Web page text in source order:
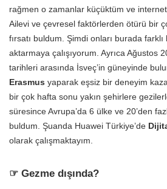
rağmen o zamanlar küçüktüm ve
Ailevi ve çevresel faktörlerden ötürü bir
fırsatı buldum. Şimdi onları burada farklı
aktarmaya çalışıyorum. Ayrıca Ağustos
tarihleri arasında İsveç’in güneyinde
Erasmus yaparak eşsiz bir deneyim
bir çok hafta sonu yakın şehirlere
süresince Avrupa’da 6 ülke ve 20’den
buldum. Şuanda Huawei Türkiye’de
olarak çalışmaktayım.
☞ Gezme dışında?